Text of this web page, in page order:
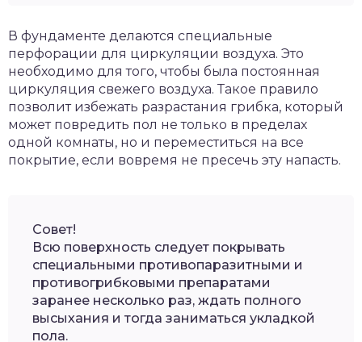
В фундаменте делаются специальные
перфорации для циркуляции воздуха. Это
необходимо для того, чтобы была постоянная
циркуляция свежего воздуха. Такое правило
позволит избежать разрастания грибка, который
может повредить пол не только в пределах
одной комнаты, но и переместиться на все
покрытие, если вовремя не пресечь эту напасть.
Совет!
Всю поверхность следует покрывать
специальными противопаразитными и
противогрибковыми препаратами
заранее несколько раз, ждать полного
высыхания и тогда заниматься укладкой
пола.